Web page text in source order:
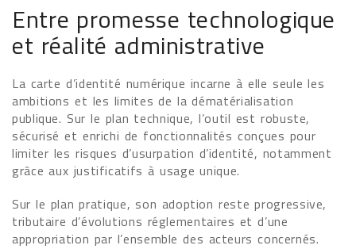
Entre promesse technologique
et réalité administrative
La carte d’identité numérique incarne à elle seule les
ambitions et les limites de la dématérialisation
publique. Sur le plan technique, l’outil est robuste,
sécurisé et enrichi de fonctionnalités conçues pour
limiter les risques d’usurpation d’identité, notamment
grâce aux justificatifs à usage unique.
Sur le plan pratique, son adoption reste progressive,
tributaire d’évolutions réglementaires et d’une
appropriation par l’ensemble des acteurs concernés.